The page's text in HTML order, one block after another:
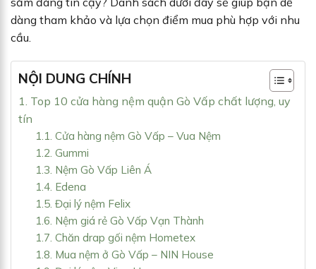
dàng tham khảo và lựa chọn điểm mua phù hợp với nhu
cầu.
NỘI DUNG CHÍNH
1. Top 10 cửa hàng nệm quận Gò Vấp chất lượng, uy
tín
1.1. Cửa hàng nệm Gò Vấp – Vua Nệm
1.2. Gummi
1.3. Nệm Gò Vấp Liên Á
1.4. Edena
1.5. Đại lý nệm Felix
1.6. Nệm giá rẻ Gò Vấp Vạn Thành
1.7. Chăn drap gối nệm Hometex
1.8. Mua nệm ở Gò Vấp – NIN House